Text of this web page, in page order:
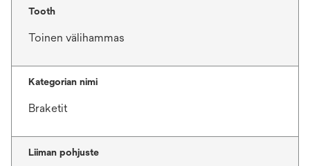
Tooth
Toinen välihammas
Kategorian nimi
Braketit
Liiman pohjuste